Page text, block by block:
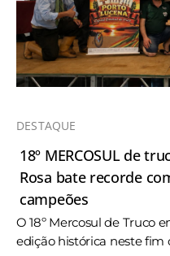
DESTAQUE
18º MERCOSUL de
Rosa bate recorde
campeões
O 18º Mercosul de Truco
edição histórica neste fim